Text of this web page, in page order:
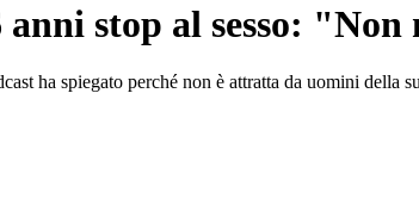
anni stop al sesso:
ha spiegato perché non è attratta da uomini della